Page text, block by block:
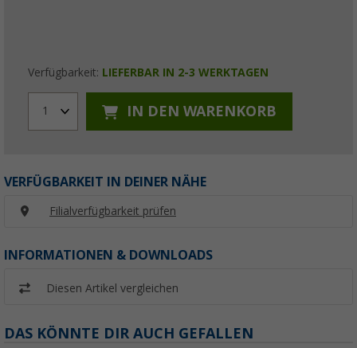
Verfügbarkeit: LIEFERBAR IN 2-3 WERKTAGEN
1 IN DEN WARENKORB
VERFÜGBARKEIT IN DEINER NÄHE
Filialverfügbarkeit prüfen
INFORMATIONEN & DOWNLOADS
Diesen Artikel vergleichen
DAS KÖNNTE DIR AUCH GEFALLEN